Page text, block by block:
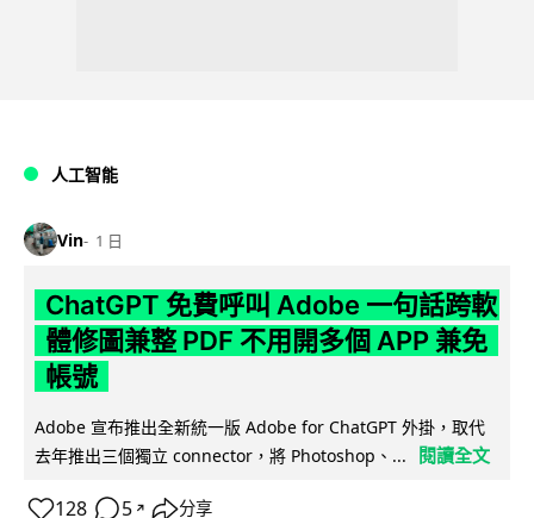
人工智能
Vin 1 日
ChatGPT 免費呼叫 Adobe 一句話跨軟
體修圖兼整 PDF 不用開多個 APP 兼免
帳號
Adobe 宣布推出全新統一版 Adobe for ChatGPT 外掛，取代
去年推出三個獨立 connector，將 Photoshop、...
閱讀全文
128 5 ↗ 分享